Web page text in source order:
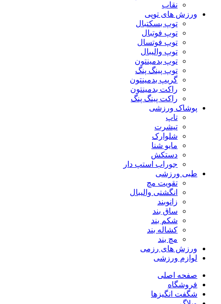
نقاب
ورزش های توپی
توپ بسکتبال
توپ فوتبال
توپ فوتسال
توپ والیبال
توپ بدمینتون
توپ پینگ پنگ
گریپ بدمینتون
راکت بدمینتون
راکت پینگ پنگ
پوشاک ورزشی
تاپ
تیشرت
شلوارک
مایو شنا
دستکش
جوراب استپ دار
طبی ورزشی
تقویت مچ
انگشتی واليبال
زانوبند
ساق بند
شکم بند
کشاله بند
مچ بند
ورزش های رزمی
لوازم ورزشی
صفحه اصلی
فروشگاه
شگفت انگیزها